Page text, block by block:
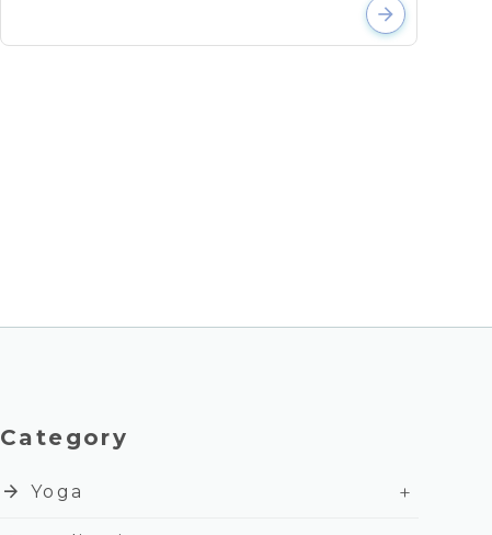
arrow_forward
Category
arrow_forward Yoga
+